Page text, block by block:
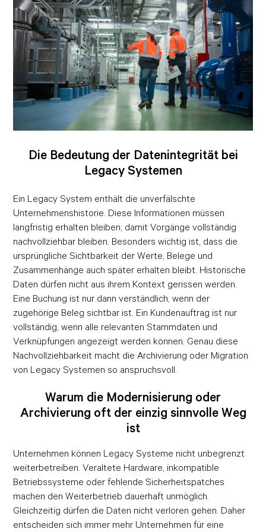
Die Bedeutung der Datenintegrität bei
Legacy Systemen
Ein Legacy System enthält die unverfälschte
Unternehmenshistorie. Diese Informationen müssen
langfristig erhalten bleiben, damit Vorgänge vollständig
nachvollziehbar bleiben. Besonders wichtig ist, dass die
ursprüngliche Sichtbarkeit der Werte, Belege und
Zusammenhänge auch später erhalten bleibt. Historische
Daten dürfen nicht aus ihrem Kontext gerissen werden.
Eine Buchung ist nur dann verständlich, wenn der
zugehörige Beleg sichtbar ist. Ein Kundenauftrag ist nur
vollständig, wenn alle relevanten Stammdaten und
Verknüpfungen angezeigt werden können. Genau diese
Nachvollziehbarkeit macht die Archivierung oder Migration
von Legacy Systemen so anspruchsvoll.
Warum die Modernisierung oder
Archivierung oft der einzig sinnvolle Weg
ist
Unternehmen können Legacy Systeme nicht unbegrenzt
weiterbetreiben. Veraltete Hardware, inkompatible
Betriebssysteme oder fehlende Sicherheitspatches
machen den Weiterbetrieb dauerhaft unmöglich.
Gleichzeitig dürfen die Daten nicht verloren gehen. Daher
entscheiden sich immer mehr Unternehmen für eine